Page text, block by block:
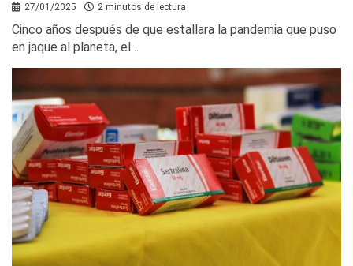
27/01/2025 2 minutos de lectura
Cinco años después de que estallara la pandemia que puso
en jaque al planeta, el…